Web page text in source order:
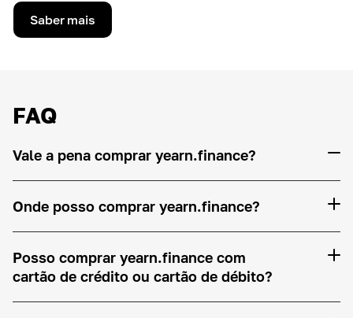
Saber mais
FAQ
Vale a pena comprar yearn.finance?
Onde posso comprar yearn.finance?
Posso comprar yearn.finance com
cartão de crédito ou cartão de débito?